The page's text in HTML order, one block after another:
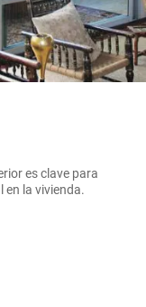
es clave para
la vivienda.